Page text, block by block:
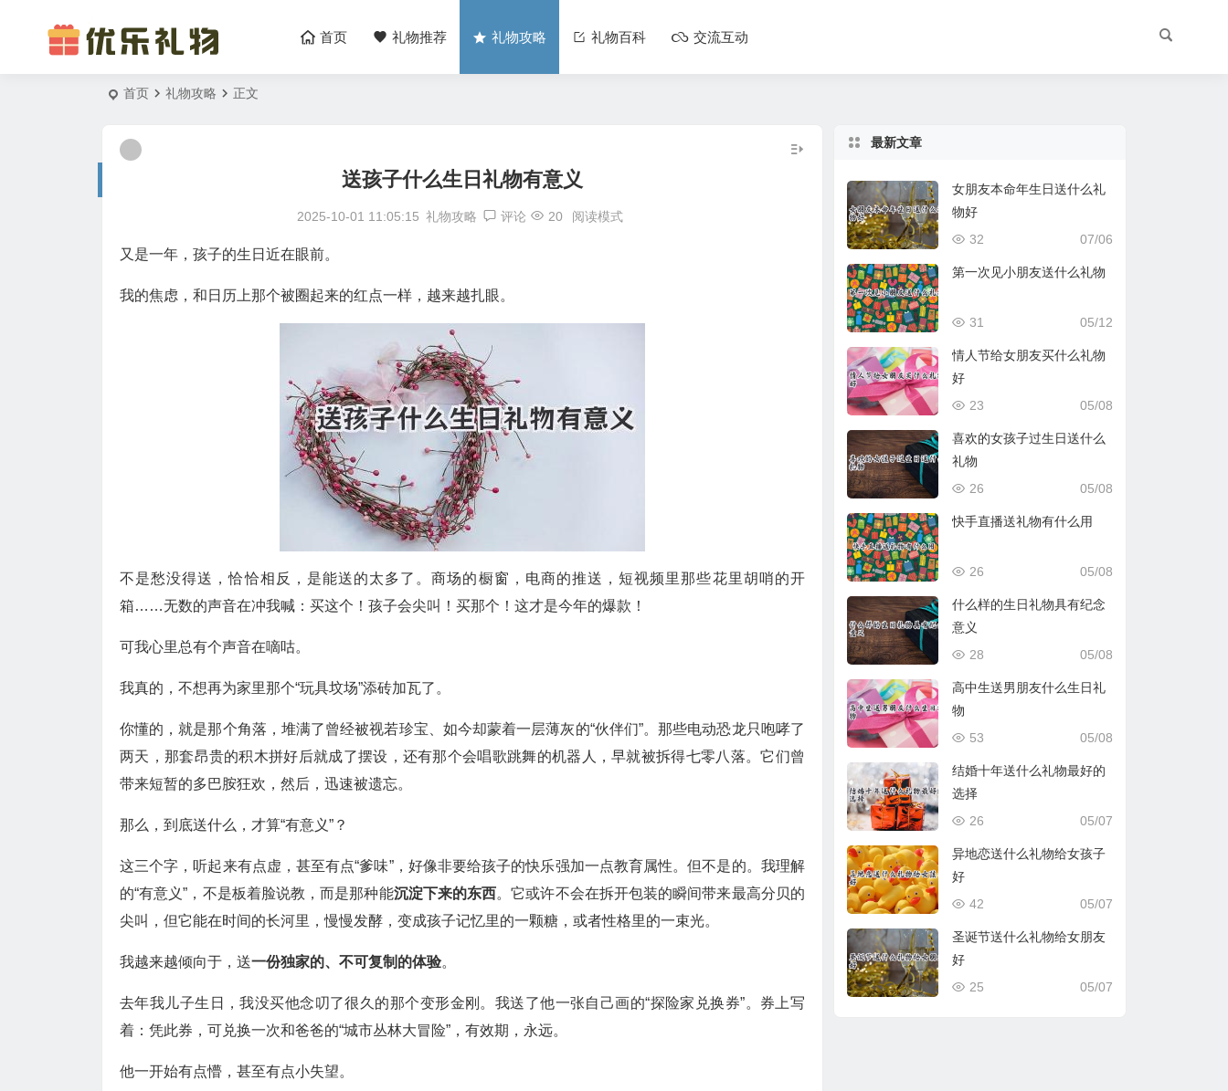
首页 礼物推荐 礼物攻略 礼物百科 交流互动
首页 礼物攻略 正文
送孩子什么生日礼物有意义
2025-10-01 11:05:15 礼物攻略 评论 20 阅读模式
又是一年，孩子的生日近在眼前。
我的焦虑，和日历上那个被圈起来的红点一样，越来越扎眼。
不是愁没得送，恰恰相反，是能送的太多了。商场的橱窗，电商的推送，短视频里那些花里胡哨的开
箱……无数的声音在冲我喊：买这个！孩子会尖叫！买那个！这才是今年的爆款！
可我心里总有个声音在嘀咕。
我真的，不想再为家里那个“玩具坟场”添砖加瓦了。
你懂的，就是那个角落，堆满了曾经被视若珍宝、如今却蒙着一层薄灰的“伙伴们”。那些电动恐龙只咆哮了
两天，那套昂贵的积木拼好后就成了摆设，还有那个会唱歌跳舞的机器人，早就被拆得七零八落。它们曾
带来短暂的多巴胺狂欢，然后，迅速被遗忘。
那么，到底送什么，才算“有意义”？
这三个字，听起来有点虚，甚至有点“爹味”，好像非要给孩子的快乐强加一点教育属性。但不是的。我理解
的“有意义”，不是板着脸说教，而是那种能沉淀下来的东西。它或许不会在拆开包装的瞬间带来最高分贝的
尖叫，但它能在时间的长河里，慢慢发酵，变成孩子记忆里的一颗糖，或者性格里的一束光。
我越来越倾向于，送一份独家的、不可复制的体验。
去年我儿子生日，我没买他念叨了很久的那个变形金刚。我送了他一张自己画的“探险家兑换券”。券上写
着：凭此券，可兑换一次和爸爸的“城市丛林大冒险”，有效期，永远。
他一开始有点懵，甚至有点小失望。
最新文章
女朋友本命年生日送什么礼
物好
07/06
32
第一次见小朋友送什么礼物
05/12
31
情人节给女朋友买什么礼物
好
05/08
23
喜欢的女孩子过生日送什么
礼物
05/08
26
快手直播送礼物有什么用
05/08
26
什么样的生日礼物具有纪念
意义
05/08
28
高中生送男朋友什么生日礼
物
05/08
53
结婚十年送什么礼物最好的
选择
05/07
26
异地恋送什么礼物给女孩子
好
05/07
42
圣诞节送什么礼物给女朋友
好
05/07
25